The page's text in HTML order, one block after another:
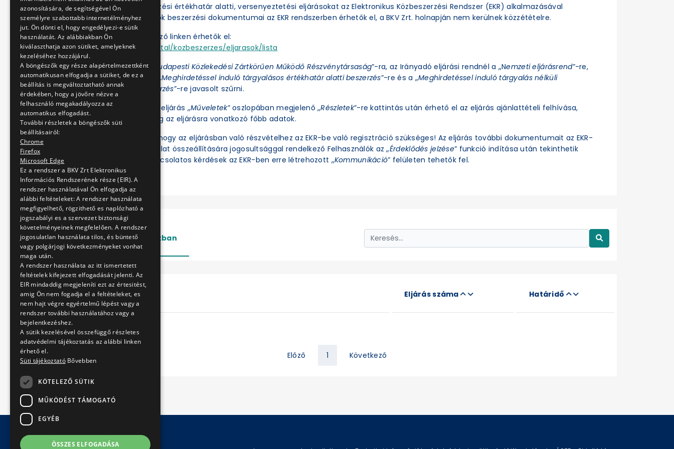
A BKV Zrt. a közbeszerzési értékhatár alatti, versenyeztetési eljárásokat az Elektronikus Közbeszerzési Rendszer (EKR) alkalmazásával
folytatja le. Az eljárások beszerzési dokumentumai az EKR rendszerben érhetők el, a BKV Zrt. holnapján nem kerülnek közzétételre.
Az eljárások a következő linken érhetők el:
https://ekr.gov.hu/portal/kozbeszerzes/eljarasok/lista
Az Ajánlatkérőnél a „
Budapesti Közlekedési Zártkörűen Működő Részvénytársaság”-ra, az Irányadó eljárási rendnél a „Nemzeti eljárásrend”-re,
az Eljárás fajtájánál a „Meghirdetéssel induló tárgyalásos értékhatár alatti beszerzés”-re és a „Meghirdetéssel induló tárgyalás nélküli
értékhatár alatti beszerzés”-re javasolt szűrni.
Ezt követően az adott eljárás „Műveletek” oszlopában megjelenő „Részletek”-re kattintás után érhető el az eljárás ajánlattételi felhívása,
illetve tekinthetők meg az eljárásra vonatkozó főbb adatok.
Felhívjuk a figyelmet, hogy az eljárásban való részvételhez az EKR-be való regisztráció szükséges! Az eljárás további dokumentumait az EKR-
ben regisztrált és ajánlat összeállítására jogosultsággal rendelkező Felhasználók az „Érdeklődés jelzése” funkció indítása után tekinthetik
meg. Az eljárással kapcsolatos kérdések az EKR-ben erre létrehozott „Kommunikáció” felületen tehetők fel.
Lezárt Folyamatban
Cím Eljárás száma Határidő
Előző 1 Következő
azonosítására, de segítségével Ön
személyre szabottabb internetélményhez
jut. Ön dönti el, hogy engedélyezi-e sütik
használatát. Az alábbiakban Ön
kiválaszthatja azon sütiket, amelyeknek
kezeléséhez hozzájárul.
A böngészők egy része alapértelmezettként
automatikusan elfogadja a sütiket, de ez a
beállítás is megváltoztatható annak
érdekében, hogy a jövőre nézve a
felhasználó megakadályozza az
automatikus elfogadást.
További részletek a böngészők süti
beállításairól:
Chrome
Firefox
Microsoft Edge
Ez a rendszer a BKV Zrt Elektronikus
Információs Rendszerének része (EIR). A
rendszer használatával Ön elfogadja az
alábbi feltételeket: A rendszer használata
megfigyelhető, rögzithető es naplózható a
jogszabályi es a szervezet biztonsági
követelményeinek megfelelően. A rendszer
jogosulatlan használata tilos, és büntető
vagy polgárjogi következményeket vonhat
maga után.
A rendszer használata az itt ismertetett
feltételek kifejezett elfogadását jelenti. Az
EIR mindaddig megjeleníti ezt az értesitést,
amig Ön nem fogadja el a feltételeket, es
nem hajt végre egyértelmű lépést vagy a
rendszer további használatához vagy a
bejelentkezéshez.
A sütik kezelésével összefüggő részletes
adatvédelmi tájékoztatás az alábbi linken
érhető el.
Süti tájékoztató Bővebben
KÖTELEZŐ SÜTIK
MŰKÖDÉST TÁMOGATÓ
EGYÉB
ÖSSZES ELFOGADÁSA